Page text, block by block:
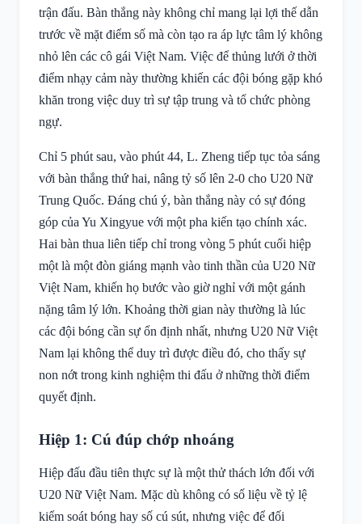
trận đấu. Bàn thắng này không chỉ mang lại lợi thế dẫn
trước về mặt điểm số mà còn tạo ra áp lực tâm lý không
nhỏ lên các cô gái Việt Nam. Việc để thủng lưới ở thời
điểm nhạy cảm này thường khiến các đội bóng gặp khó
khăn trong việc duy trì sự tập trung và tổ chức phòng
ngự.
Chỉ 5 phút sau, vào phút 44, L. Zheng tiếp tục tỏa sáng
với bàn thắng thứ hai, nâng tỷ số lên 2-0 cho U20 Nữ
Trung Quốc. Đáng chú ý, bàn thắng này có sự đóng
góp của Yu Xingyue với một pha kiến tạo chính xác.
Hai bàn thua liên tiếp chỉ trong vòng 5 phút cuối hiệp
một là một đòn giáng mạnh vào tinh thần của U20 Nữ
Việt Nam, khiến họ bước vào giờ nghỉ với một gánh
nặng tâm lý lớn. Khoảng thời gian này thường là lúc
các đội bóng cần sự ổn định nhất, nhưng U20 Nữ Việt
Nam lại không thể duy trì được điều đó, cho thấy sự
non nớt trong kinh nghiệm thi đấu ở những thời điểm
quyết định.
Hiệp 1: Cú đúp chớp nhoáng
Hiệp đấu đầu tiên thực sự là một thử thách lớn đối với
U20 Nữ Việt Nam. Mặc dù không có số liệu về tỷ lệ
kiểm soát bóng hay số cú sút, nhưng việc để đối